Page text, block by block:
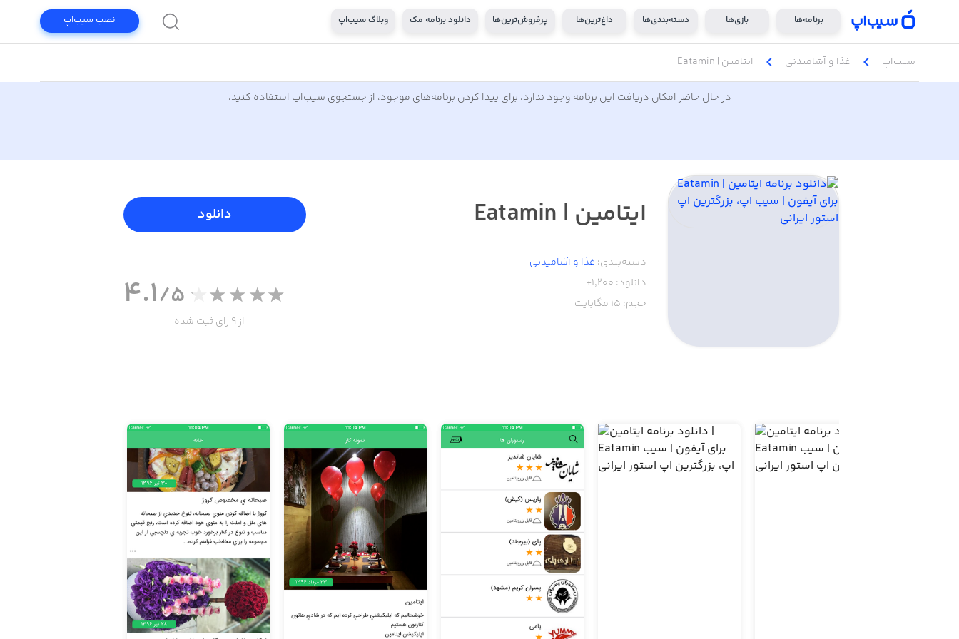
برنامه‌ها بازی‌ها دسته‌بندی‌ها داغ‌ترین‌ها پرفروش‌ترین‌ها دانلود برنامه مک وبلاگ سیب‌اپ نصب سیب‌اپ
سیب‌اپ chevron_left غذا و آشامیدنی chevron_left ایتامین | Eatamin
در حال حاضر امکان دریافت این برنامه وجود ندارد. برای پیدا کردن برنامه‌های موجود، از جستجوی سیب‌اپ استفاده کنید.
ایتامین | Eatamin
دسته‌بندی: غذا و آشامیدنی
دانلود: 1,200+
حجم: 15 مگابایت
دانلود
4.1/5
از 9 رای ثبت شده